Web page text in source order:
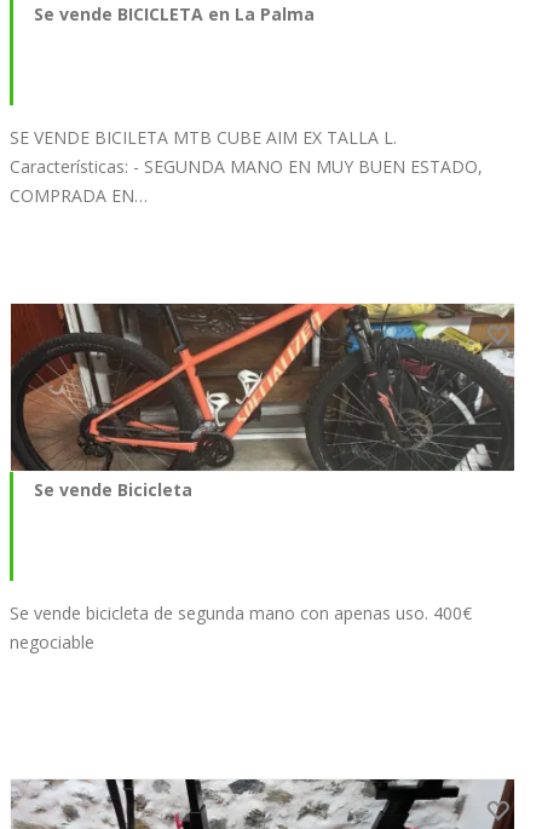
Se vende BICICLETA en La Palma
SE VENDE BICILETA MTB CUBE AIM EX TALLA L.
Características: - SEGUNDA MANO EN MUY BUEN ESTADO,
COMPRADA EN…
Se vende Bicicleta
Se vende bicicleta de segunda mano con apenas uso. 400€
negociable